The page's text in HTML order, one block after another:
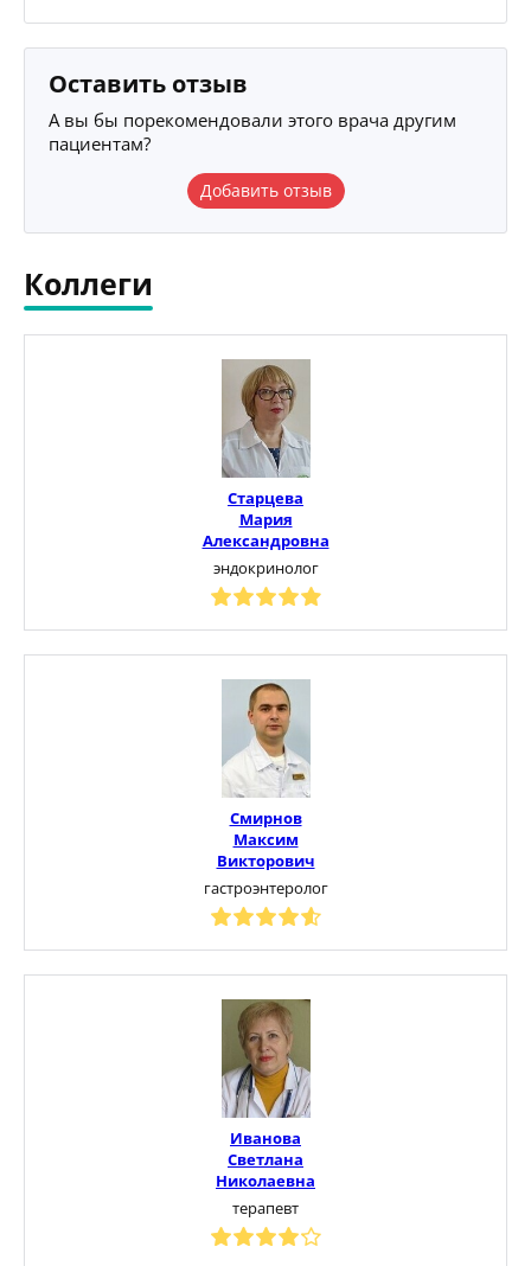
Оставить отзыв
А вы бы порекомендовали этого врача другим
пациентам?
Добавить отзыв
Коллеги
Старцева
Мария
Александровна
эндокринолог
Смирнов
Максим
Викторович
гастроэнтеролог
Иванова
Светлана
Николаевна
терапевт